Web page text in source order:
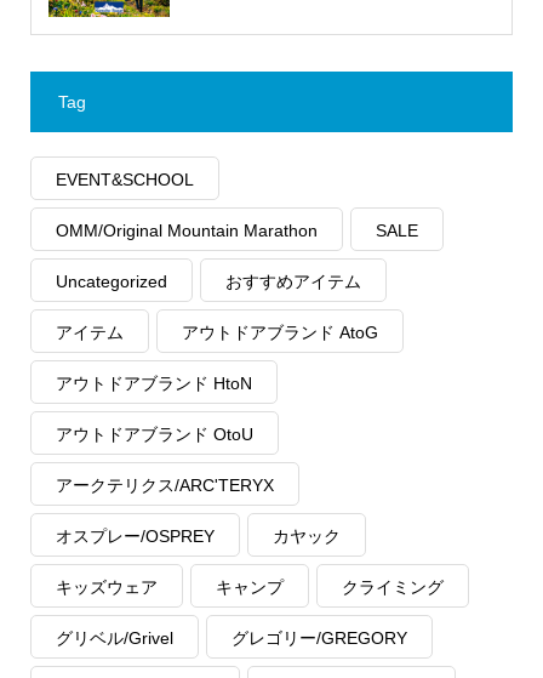
Tag
EVENT&SCHOOL
OMM/Original Mountain Marathon SALE
Uncategorized おすすめアイテム
アイテム アウトドアブランド AtoG
アウトドアブランド HtoN
アウトドアブランド OtoU
アークテリクス/ARC'TERYX
オスプレー/OSPREY カヤック
キッズウェア キャンプ クライミング
グリベル/Grivel グレゴリー/GREGORY